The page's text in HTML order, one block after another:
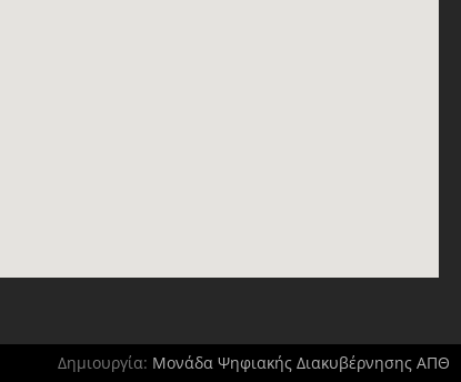
Δημιουργία: Μονάδα Ψηφιακής Διακυβέρνησης ΑΠΘ